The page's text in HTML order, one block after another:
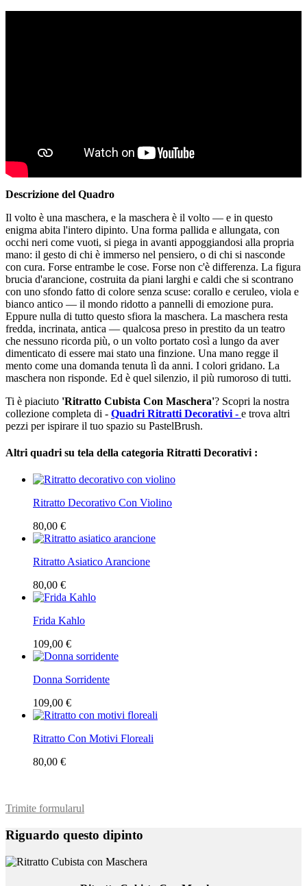
Descrizione del Quadro
Il volto è una maschera, e la maschera è il volto — e in questo
enigma abita l'intero dipinto. Una forma pallida e allungata, con
occhi neri come vuoti, si piega in avanti appoggiandosi alla propria
mano: il gesto di chi è immerso nel pensiero, o di chi si nasconde
con cura. Forse entrambe le cose. Forse non c'è differenza. La figura
brucia d'arancione, costruita da piani larghi e caldi che si scontrano
con uno sfondo fatto di colore senza scuse: corallo e ceruleo, viola e
bianco antico — il mondo ridotto a pannelli di emozione pura.
Eppure nulla di tutto questo sfiora la maschera. La maschera resta
fredda, incrinata, antica — qualcosa preso in prestito da un teatro
che nessuno ricorda più, o un volto portato così a lungo da aver
dimenticato di essere mai stato una finzione. Una mano regge il
mento come una domanda tenuta lì da anni. I colori gridano. La
maschera non risponde. Ed è quel silenzio, il più rumoroso di tutti.
Ti è piaciuto 'Ritratto Cubista Con Maschera'? Scopri la nostra
collezione completa di - Quadri Ritratti Decorativi - e trova altri
pezzi per ispirare il tuo spazio su PastelBrush.
Altri quadri su tela della categoria Ritratti Decorativi :
Ritratto Decorativo Con Violino
80,00 €
Ritratto Asiatico Arancione
80,00 €
Frida Kahlo
109,00 €
Donna Sorridente
109,00 €
Ritratto Con Motivi Floreali
80,00 €
Trimite formularul
Riguardo questo dipinto